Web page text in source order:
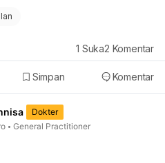
Simpan Komentar
1 Suka2 Komentar
Dokter
General Practitioner